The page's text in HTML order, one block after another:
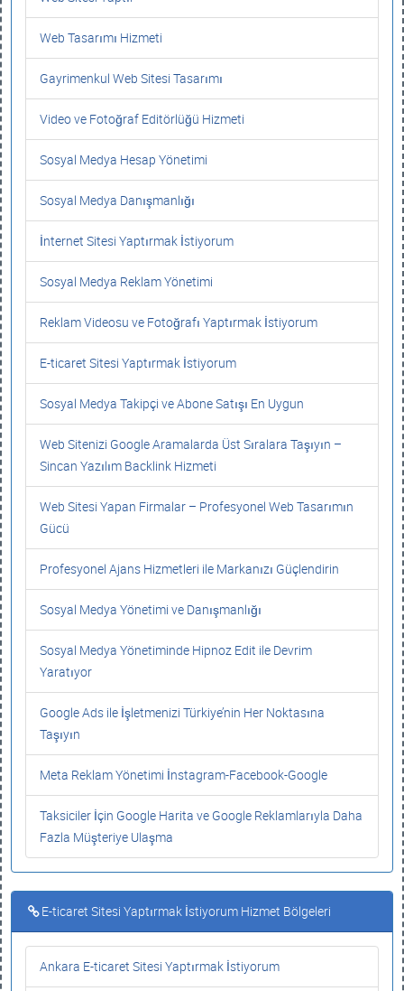
Web Tasarımı Hizmeti
Gayrimenkul Web Sitesi Tasarımı
Video ve Fotoğraf Editörlüğü Hizmeti
Sosyal Medya Hesap Yönetimi
Sosyal Medya Danışmanlığı
İnternet Sitesi Yaptırmak İstiyorum
Sosyal Medya Reklam Yönetimi
Reklam Videosu ve Fotoğrafı Yaptırmak İstiyorum
E-ticaret Sitesi Yaptırmak İstiyorum
Sosyal Medya Takipçi ve Abone Satışı En Uygun
Web Sitenizi Google Aramalarda Üst Sıralara Taşıyın –
Sincan Yazılım Backlink Hizmeti
Web Sitesi Yapan Firmalar – Profesyonel Web Tasarımın
Gücü
Profesyonel Ajans Hizmetleri ile Markanızı Güçlendirin
Sosyal Medya Yönetimi ve Danışmanlığı
Sosyal Medya Yönetiminde Hipnoz Edit ile Devrim
Yaratıyor
Google Ads ile İşletmenizi Türkiye’nin Her Noktasına
Taşıyın
Meta Reklam Yönetimi İnstagram-Facebook-Google
Taksiciler İçin Google Harita ve Google Reklamlarıyla Daha
Fazla Müşteriye Ulaşma
E-ticaret Sitesi Yaptırmak İstiyorum Hizmet Bölgeleri
Ankara E-ticaret Sitesi Yaptırmak İstiyorum